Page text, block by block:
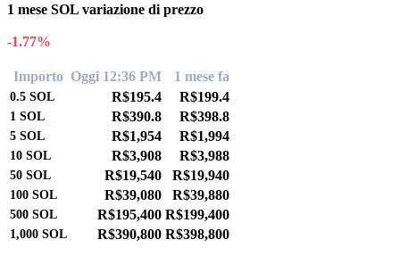
1 mese SOL variazione di prezzo
-1.77%
Importo Oggi 12:36 PM 1 mese fa
0.5 SOL R$195.4 R$199.4
1 SOL R$390.8 R$398.8
5 SOL R$1,954 R$1,994
10 SOL R$3,908 R$3,988
50 SOL R$19,540 R$19,940
100 SOL R$39,080 R$39,880
500 SOL R$195,400 R$199,400
1,000 SOL R$390,800 R$398,800